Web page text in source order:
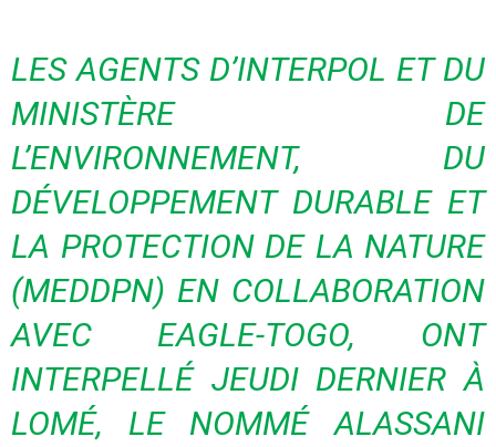
LES AGENTS D’INTERPOL ET DU
MINISTÈRE DE
L’ENVIRONNEMENT, DU
DÉVELOPPEMENT DURABLE ET
LA PROTECTION DE LA NATURE
(MEDDPN) EN COLLABORATION
AVEC EAGLE-TOGO, ONT
INTERPELLÉ JEUDI DERNIER À
LOMÉ, LE NOMMÉALASSANI